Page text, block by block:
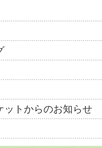
ットからのお知らせ